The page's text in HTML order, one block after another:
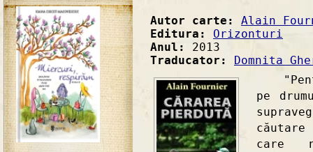
Autor carte: Alain
Editura: Orizonturi
Anul: 2013
Traducator: Domnita
pe
care